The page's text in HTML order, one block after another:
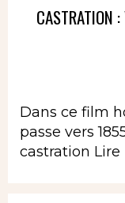
CASTRATION
Dans ce film
passe vers
castration Lire